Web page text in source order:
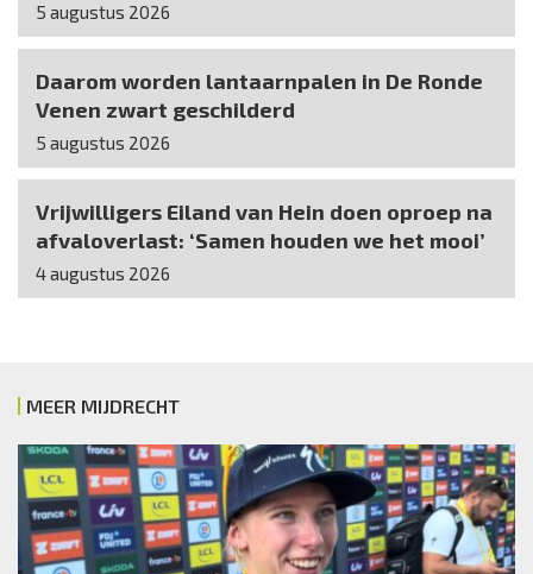
5 augustus 2026
Daarom worden lantaarnpalen in De Ronde
Venen zwart geschilderd
5 augustus 2026
Vrijwilligers Eiland van Hein doen oproep na
afvaloverlast: ‘Samen houden we het mooi’
4 augustus 2026
MEER MIJDRECHT